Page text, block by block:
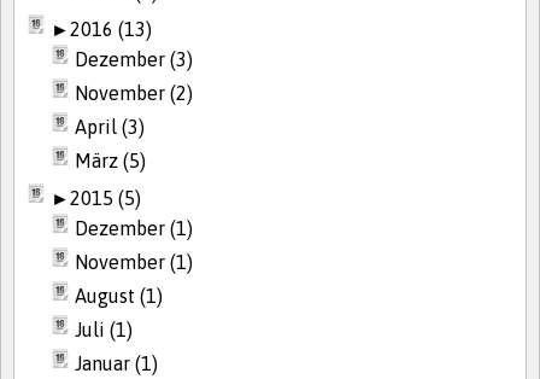
►2016 (13)
Dezember (3)
November (2)
April (3)
März (5)
►2015 (5)
Dezember (1)
November (1)
August (1)
Juli (1)
Januar (1)